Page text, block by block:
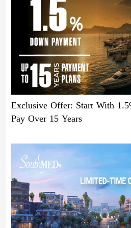
Exclusive Offer: Start With
Pay Over 15 Years